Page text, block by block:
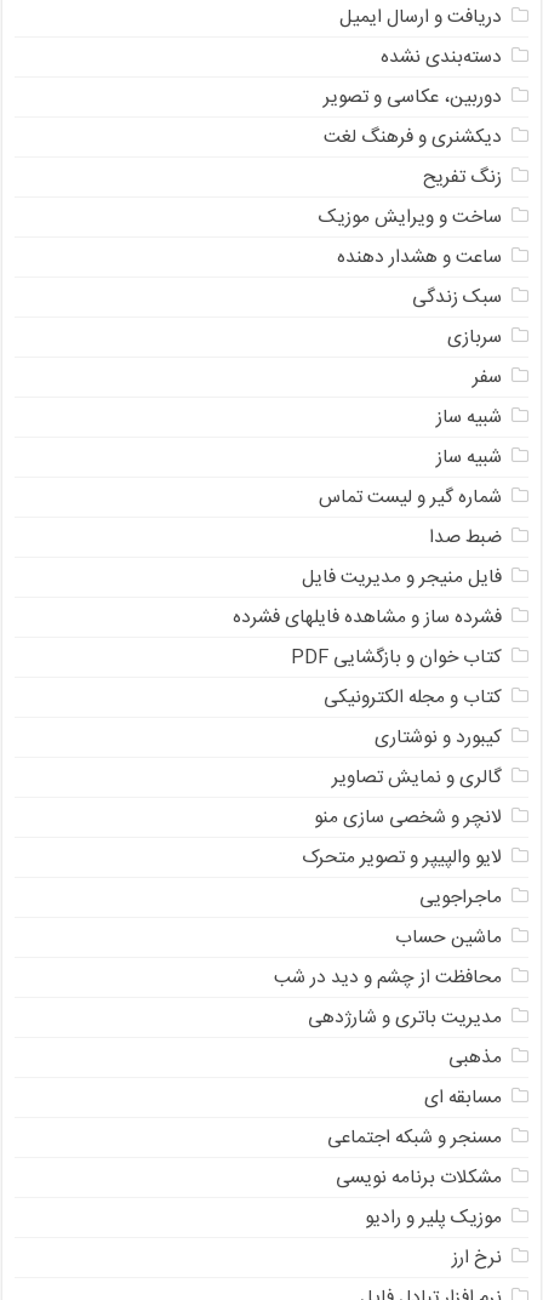
دریافت و ارسال ایمیل
دسته‌بندی نشده
دوربین، عکاسی و تصویر
دیکشنری و فرهنگ لغت
زنگ تفریح
ساخت و ویرایش موزیک
ساعت و هشدار دهنده
سبک زندگی
سربازی
سفر
شبیه ساز
شبیه ساز
شماره گیر و لیست تماس
ضبط صدا
فایل منیجر و مدیریت فایل
فشرده ساز و مشاهده فایلهای فشرده
کتاب خوان و بازگشایی PDF
کتاب و مجله الکترونیکی
کیبورد و نوشتاری
گالری و نمایش تصاویر
لانچر و شخصی سازی منو
لایو والپیپر و تصویر متحرک
ماجراجویی
ماشین حساب
محافظت از چشم و دید در شب
مدیریت باتری و شارژدهی
مذهبی
مسابقه ای
مسنجر و شبکه اجتماعی
مشکلات برنامه نویسی
موزیک پلیر و رادیو
نرخ ارز